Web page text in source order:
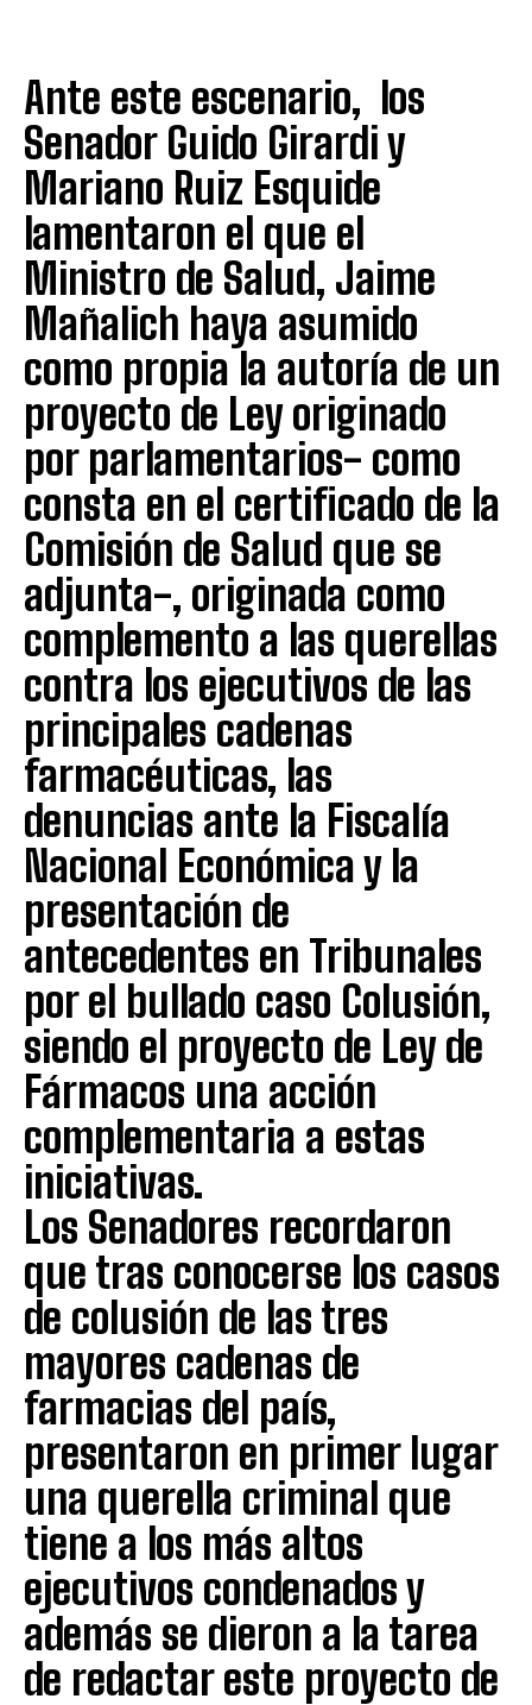
Ante este escenario, los
Senador Guido Girardi y
Mariano Ruiz Esquide
lamentaron el que el
Ministro de Salud, Jaime
Mañalich haya asumido
como propia la autoría de un
proyecto de Ley originado
por parlamentarios- como
consta en el certificado de la
Comisión de Salud que se
adjunta-, originada como
complemento a las querellas
contra los ejecutivos de las
principales cadenas
farmacéuticas, las
denuncias ante la Fiscalía
Nacional Económica y la
presentación de
antecedentes en Tribunales
por el bullado caso Colusión,
siendo el proyecto de Ley de
Fármacos una acción
complementaria a estas
iniciativas.
Los Senadores recordaron
que tras conocerse los casos
de colusión de las tres
mayores cadenas de
farmacias del país,
presentaron en primer lugar
una querella criminal que
tiene a los más altos
ejecutivos condenados y
además se dieron a la tarea
de redactar este proyecto de